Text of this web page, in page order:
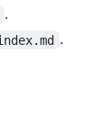
.
.